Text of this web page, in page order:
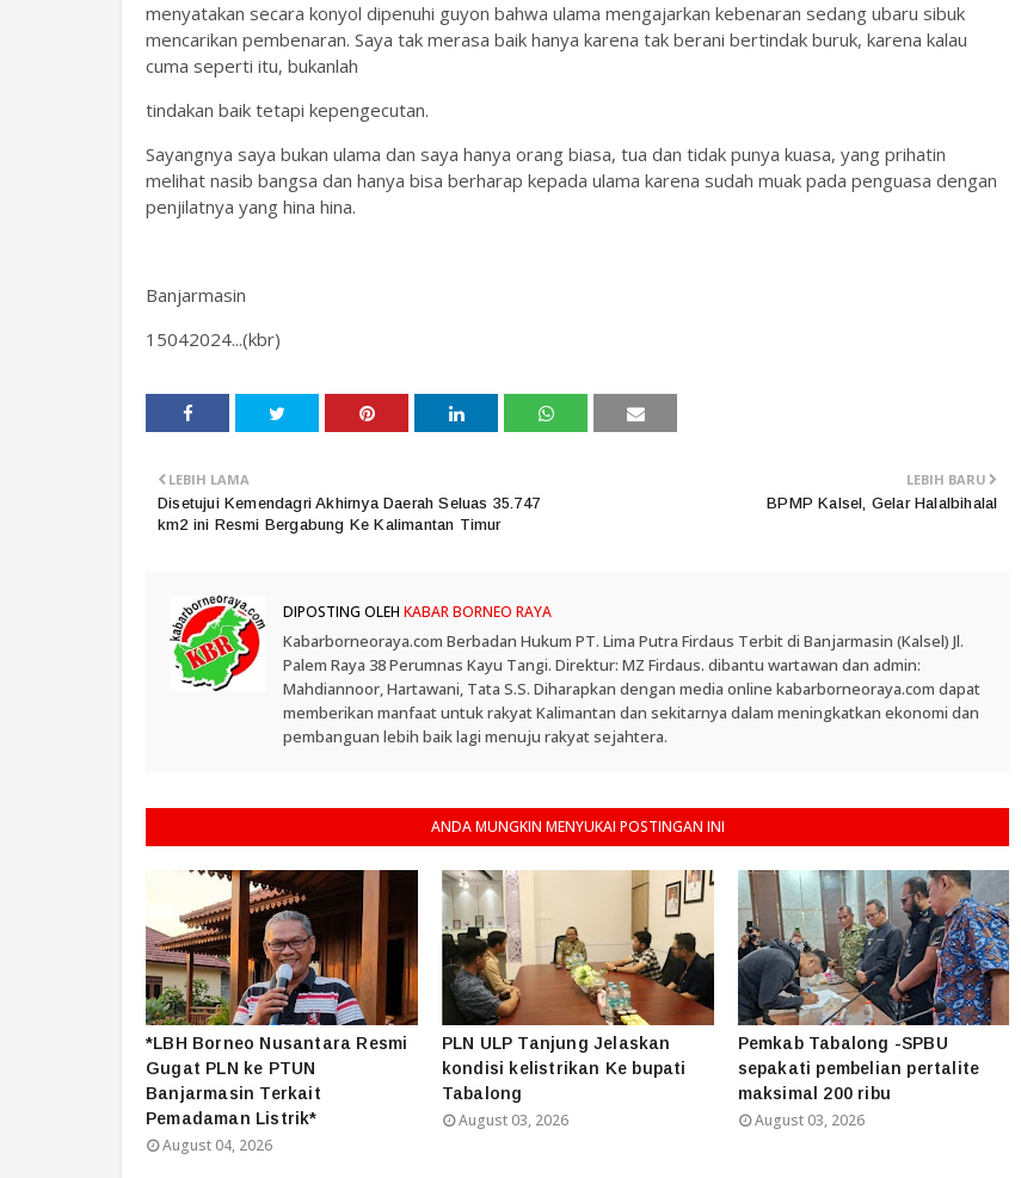
menyatakan secara konyol dipenuhi guyon bahwa ulama mengajarkan kebenaran sedang ubaru sibuk
mencarikan pembenaran. Saya tak merasa baik hanya karena tak berani bertindak buruk, karena kalau
cuma seperti itu, bukanlah
tindakan baik tetapi kepengecutan.
Sayangnya saya bukan ulama dan saya hanya orang biasa, tua dan tidak punya kuasa, yang prihatin
melihat nasib bangsa dan hanya bisa berharap kepada ulama karena sudah muak pada penguasa dengan
penjilatnya yang hina hina.
Banjarmasin
15042024...(kbr)
LEBIH BARU
BPMP Kalsel, Gelar Halalbihalal
LEBIH LAMA
Disetujui Kemendagri Akhirnya Daerah Seluas 35.747
km2 ini Resmi Bergabung Ke Kalimantan Timur
DIPOSTING OLEH KABAR BORNEO RAYA
Kabarborneoraya.com Berbadan Hukum PT. Lima Putra Firdaus Terbit di Banjarmasin (Kalsel) Jl.
Palem Raya 38 Perumnas Kayu Tangi. Direktur: MZ Firdaus. dibantu wartawan dan admin:
Mahdiannoor, Hartawani, Tata S.S. Diharapkan dengan media online kabarborneoraya.com dapat
memberikan manfaat untuk rakyat Kalimantan dan sekitarnya dalam meningkatkan ekonomi dan
pembanguan lebih baik lagi menuju rakyat sejahtera.
ANDA MUNGKIN MENYUKAI POSTINGAN INI
*LBH Borneo Nusantara Resmi
Gugat PLN ke PTUN
Banjarmasin Terkait
Pemadaman Listrik*
August 04, 2026
PLN ULP Tanjung Jelaskan
kondisi kelistrikan Ke bupati
Tabalong
August 03, 2026
Pemkab Tabalong -SPBU
sepakati pembelian pertalite
maksimal 200 ribu
August 03, 2026